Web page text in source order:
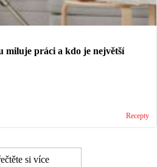
miluje práci a kdo je největší
Recepty
si více